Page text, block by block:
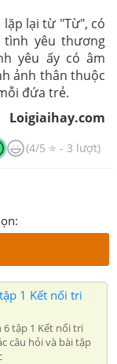
lặp lại từ "Từ", có
yêu thương
yêu ấy có âm
ảnh thân thuộc
đứa trẻ.
Loigiaihay.com
(4/5 ⭐ - 3 lượt)
1 Kết nối tri
6 tập 1 Kết nối tri
câu hỏi và bài tập